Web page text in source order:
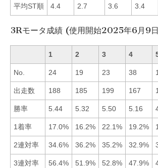
平均ST順 4.4 2.7 3.6 3.4
3Rモータ成績 (使用開始2025年6月9
1 2 3 4
No. 24 19 23 38
出走数 188 185 199 167
勝率 5.44 5.32 5.50 5.16
1着率 17.0% 16.2% 22.1% 19.2%
2連対率 34.6% 36.2% 35.2% 32.9%
3連対率 56.4% 51.9% 52.8% 47.9%